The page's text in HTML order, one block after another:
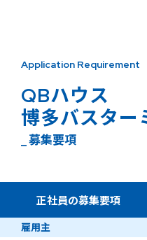
Application Requirement
QBハウス
博多バスター
_ 募集要項
正社員の募集要項
雇用主